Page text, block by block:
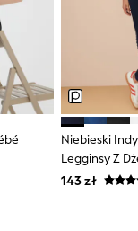
Niebieski
Legginsy Z
143 zł